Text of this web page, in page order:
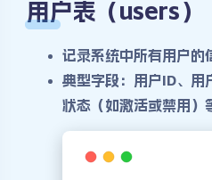
用户表（users）
记录系统中所有用户的
典型字段：用户ID、用
状态（如激活或禁用）